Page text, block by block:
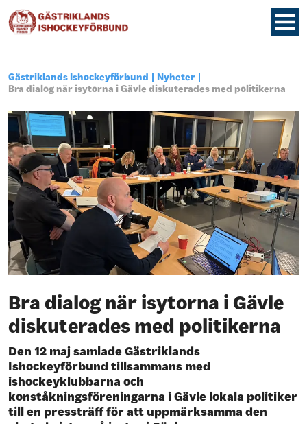
Gästriklands Ishockeyförbund
Nyheter
Bra dialog när isytorna i Gävle diskuterades med politikerna
Bra dialog när isytorna i Gävle
diskuterades med politikerna
Den 12 maj samlade Gästriklands
Ishockeyförbund tillsammans med
ishockeyklubbarna och
konståkningsföreningarna i Gävle lokala politiker
till en pressträff för att uppmärksamma den